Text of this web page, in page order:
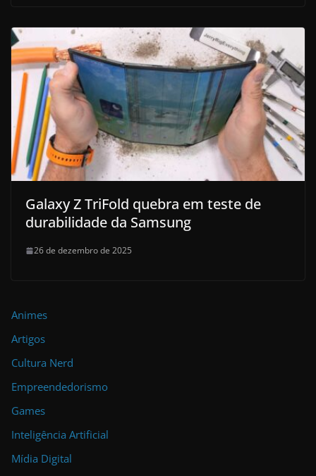
Galaxy Z TriFold quebra em teste de
durabilidade da Samsung
26 de dezembro de 2025
Animes
Artigos
Cultura Nerd
Empreendedorismo
Games
Inteligência Artificial
Mídia Digital